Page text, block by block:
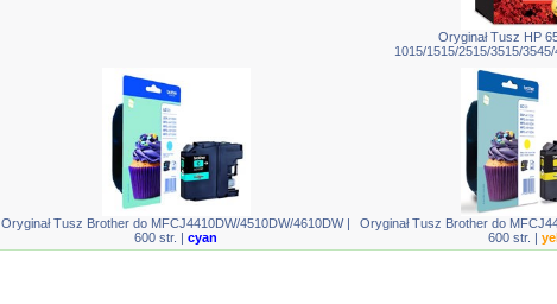
Oryginał Tusz HP
1015/1515/2515/3515/
Oryginał Tusz Brother do MFCJ4410DW/4510DW/4610DW |
600 str. | cyan
Oryginał Tusz Brother do
600 str. |